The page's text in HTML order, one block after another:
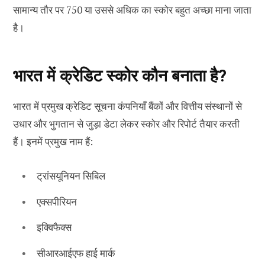
सामान्य तौर पर 750 या उससे अधिक का स्कोर बहुत अच्छा माना जाता
है।
भारत में क्रेडिट स्कोर कौन बनाता है?
भारत में प्रमुख क्रेडिट सूचना कंपनियाँ बैंकों और वित्तीय संस्थानों से
उधार और भुगतान से जुड़ा डेटा लेकर स्कोर और रिपोर्ट तैयार करती
हैं। इनमें प्रमुख नाम हैं:
ट्रांसयूनियन सिबिल
एक्सपीरियन
इक्विफैक्स
सीआरआईएफ हाई मार्क